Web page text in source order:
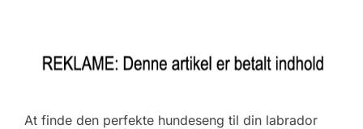
At finde den perfekte hundeseng til din labrador